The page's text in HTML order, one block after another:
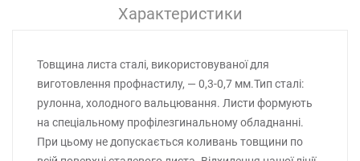
Характеристики
Товщина листа сталі, використовуваної для
виготовлення профнастилу, — 0,3-0,7 мм.Тип сталі:
рулонна, холодного вальцювання. Листи формують
на спеціальному профілезгинальному обладнанні.
При цьому не допускається коливань товщини по